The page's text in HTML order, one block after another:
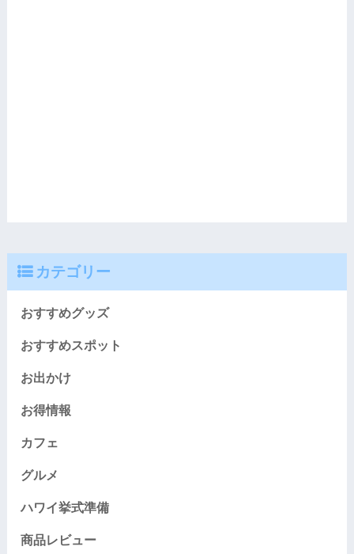
カテゴリー
おすすめグッズ
おすすめスポット
お出かけ
お得情報
カフェ
グルメ
ハワイ挙式準備
商品レビュー